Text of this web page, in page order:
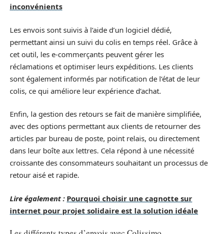
inconvénients
Les envois sont suivis à l’aide d’un logiciel dédié,
permettant ainsi un suivi du colis en temps réel. Grâce à
cet outil, les e-commerçants peuvent gérer les
réclamations et optimiser leurs expéditions. Les clients
sont également informés par notification de l’état de leur
colis, ce qui améliore leur expérience d’achat.
Enfin, la gestion des retours se fait de manière simplifiée,
avec des options permettant aux clients de retourner des
articles par bureau de poste, point relais, ou directement
dans leur boîte aux lettres. Cela répond à une nécessité
croissante des consommateurs souhaitant un processus de
retour aisé et rapide.
Lire également : Pourquoi choisir une cagnotte sur
internet pour projet solidaire est la solution idéale